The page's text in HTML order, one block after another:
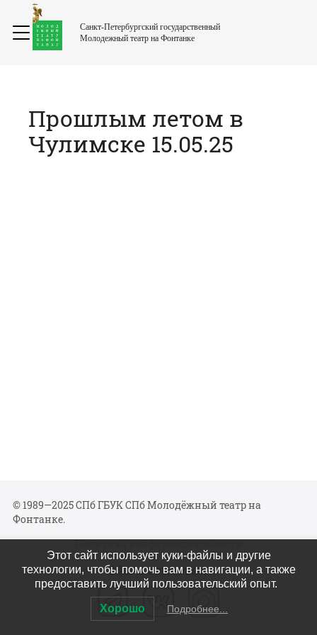
Санкт-Петербургский государственный
Молодежный театр на Фонтанке
Прошлым летом в
Чулимске 15.05.25
© 1989—2025 СПб ГБУК СПб Молодёжный театр на
Фонтанке.
Политика конфиденциальности
Мы в соцсетях
Этот сайт использует куки-файлы и другие
технологии, чтобы помочь вам в навигации, а также
предоставить лучший пользовательский опыт.
Хорошо Подробнее...